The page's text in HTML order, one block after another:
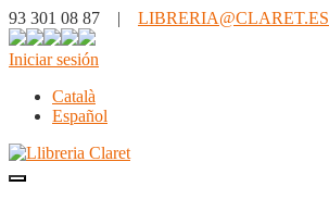
93 301 08 87 | LIBRERIA@CLARET.ES
Iniciar sesión
Català
Español